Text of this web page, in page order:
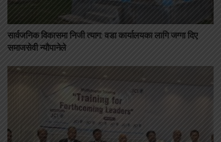
सार्वजनिक विकासमा निजी त्याग: वडा कार्यालयका लागि जग्गा दिए
समाजसेवी न्यौपानेले